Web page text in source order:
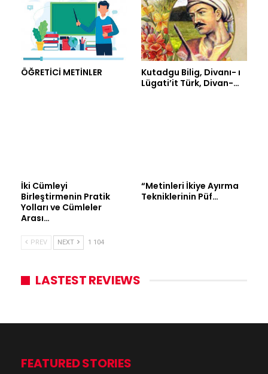
ÖĞRETİCİ METİNLER
Kutadgu Bilig, Divanı- ı
Lügati’it Türk, Divan-…
İki Cümleyi
Birleştirmenin Pratik
Yolları ve Cümleler
Arası…
“Metinleri İkiye Ayırma
Tekniklerinin Püf…
PREV NEXT 1 104
LASTEST REVIEWS
FEATURED STORIES